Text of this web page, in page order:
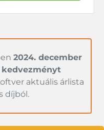
2024. december
kedvezményt
aktuális árlista
díjból.